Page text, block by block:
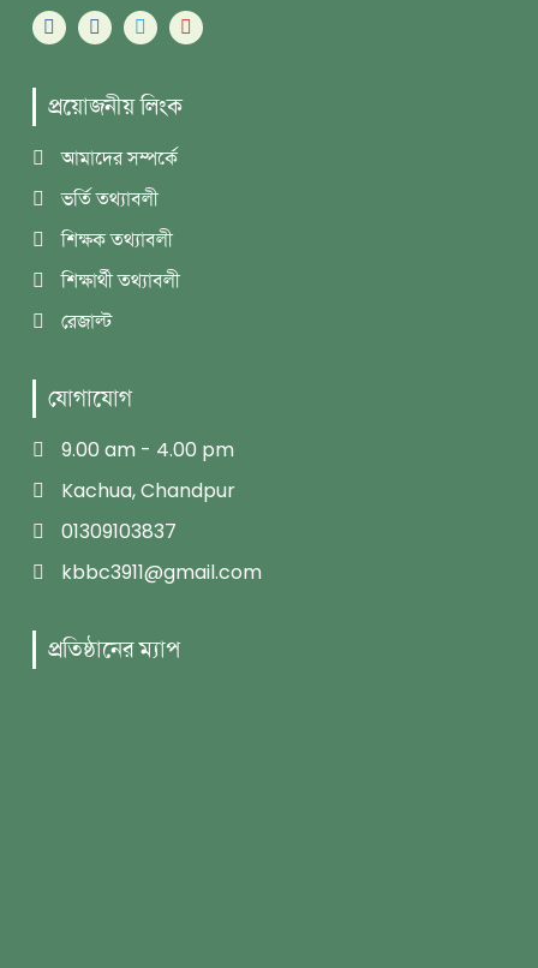
প্রয়োজনীয় লিংক
আমাদের সম্পর্কে
ভর্তি তথ্যাবলী
শিক্ষক তথ্যাবলী
শিক্ষার্থী তথ্যাবলী
রেজাল্ট
যোগাযোগ
9.00 am - 4.00 pm
Kachua, Chandpur
01309103837
kbbc3911@gmail.com
প্রতিষ্ঠানের ম্যাপ